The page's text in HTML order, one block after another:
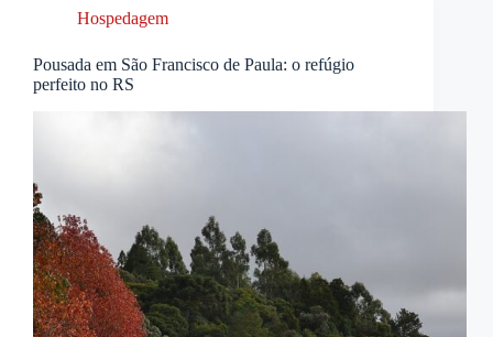
Hospedagem
Pousada em São Francisco de Paula: o refúgio
perfeito no RS